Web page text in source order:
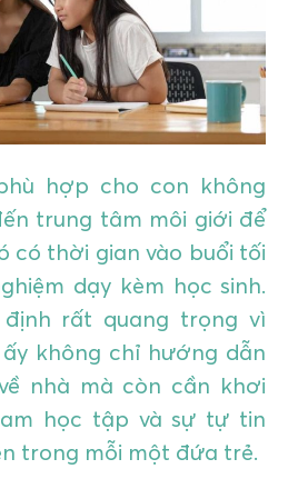
hợp cho con không
trung tâm môi giới để
có thời gian vào buổi tối
dạy kèm học sinh.
rất quang trọng vì
không chỉ hướng dẫn
nhà mà còn cần khơi
học tập và sự tự tin
trong mỗi một đứa trẻ.